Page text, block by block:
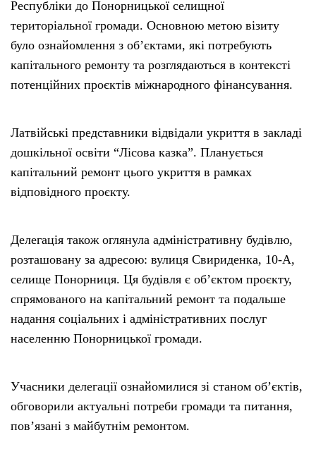
Республіки до Понорницької селищної
територіальної громади. Основною метою візиту
було ознайомлення з об’єктами, які потребують
капітального ремонту та розглядаються в контексті
потенційних проєктів міжнародного фінансування.
Латвійські представники відвідали укриття в закладі
дошкільної освіти “Лісова казка”. Планується
капітальний ремонт цього укриття в рамках
відповідного проєкту.
Делегація також оглянула адміністративну будівлю,
розташовану за адресою: вулиця Свириденка, 10-А,
селище Понорниця. Ця будівля є об’єктом проєкту,
спрямованого на капітальний ремонт та подальше
надання соціальних і адміністративних послуг
населенню Понорницької громади.
Учасники делегації ознайомилися зі станом об’єктів,
обговорили актуальні потреби громади та питання,
пов’язані з майбутнім ремонтом.